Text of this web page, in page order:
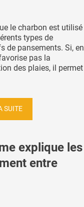
le charbon est utilisé
types de
de pansements. Si, en
pas la
des plaies, il permet
SUITE
explique les
entre